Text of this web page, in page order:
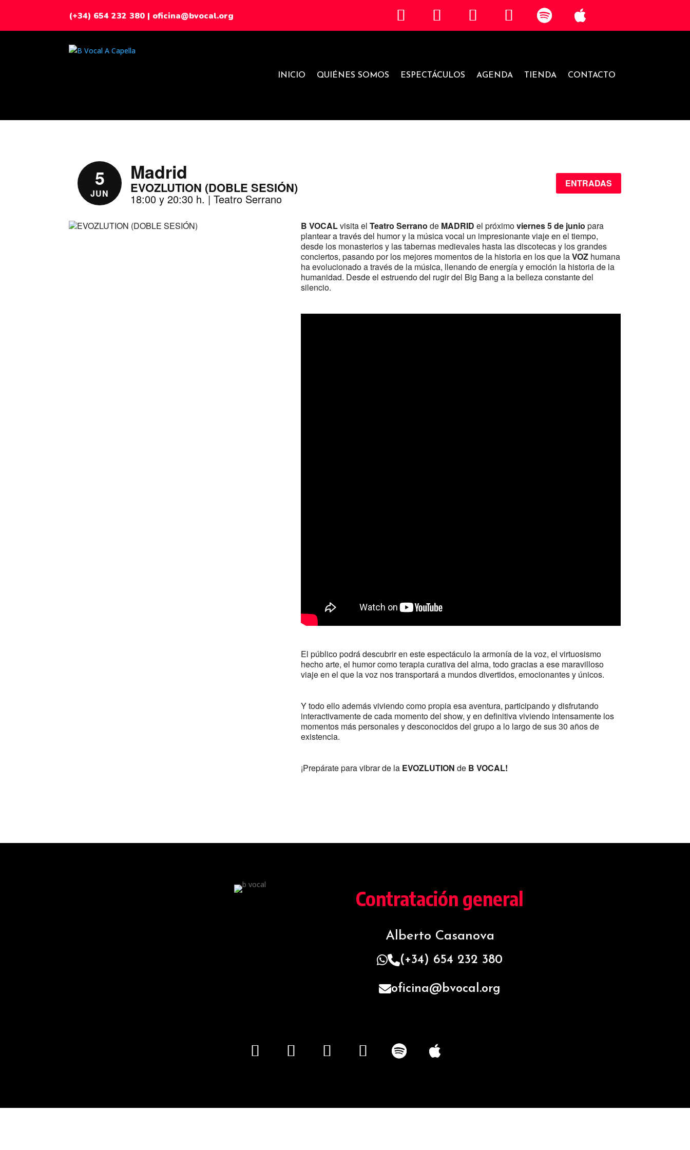
(+34) 654 232 380 | oficina@bvocal.org
INICIO QUIÉNES SOMOS ESPECTÁCULOS AGENDA TIENDA CONTACTO
5
JUN
Madrid
EVOZLUTION (DOBLE SESIÓN)
18:00 y 20:30 h. | Teatro Serrano
ENTRADAS
B VOCALvisita elTeatro Serrano de MADRIDel próximoviernes 5 de juniopara
plantear a través del humor y la música vocal un impresionante viaje en el tiempo,
desde los monasterios y las tabernas medievales hasta las discotecas y los grandes
conciertos, pasando por los mejores momentos de la historia en los que laVOZ humana
ha evolucionado a través de la música, llenando de energía y emoción la historia de la
humanidad. Desde el estruendo del rugir del Big Bang a la belleza constante del
silencio.
El público podrá descubrir en este espectáculo la armonía de la voz, el virtuosismo
hecho arte, el humor como terapia curativa del alma, todo gracias a ese maravilloso
viaje en el que la voz nos transportará a mundos divertidos, emocionantes y únicos.
Y todo ello además viviendo como propia esa aventura, participando y disfrutando
interactivamente de cada momento del show, y en definitiva viviendo intensamente los
momentos más personales y desconocidos del grupo a lo largo de sus 30 años de
existencia.
¡Prepárate para vibrar de la EVOZLUTION de B VOCAL!
Contratación general
Alberto Casanova
(+34) 654 232 380
oficina@bvocal.org